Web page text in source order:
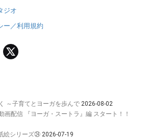
ジオ
ー／利用規約
～子育てとヨーガを歩んで 2026-08-02
画配信 『ヨーガ・スートラ』編 スタート！！
絵シリーズ㉔ 2026-07-19